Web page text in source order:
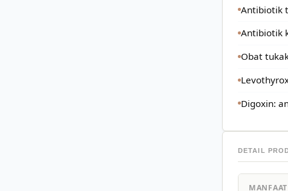
Antibiotik
Antibiotik
Obat
Digoxin:
DETAIL